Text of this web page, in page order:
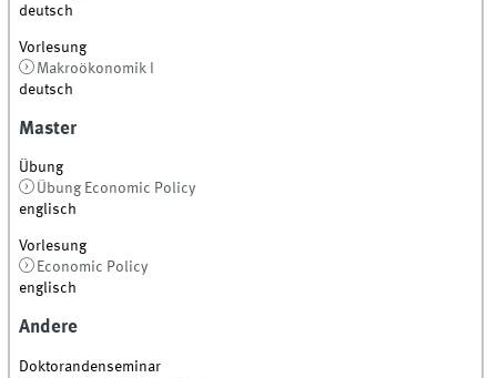
deutsch
Vorlesung
Makroökonomik I
deutsch
Master
Übung
Übung Economic Policy
englisch
Vorlesung
Economic Policy
englisch
Andere
Doktorandenseminar